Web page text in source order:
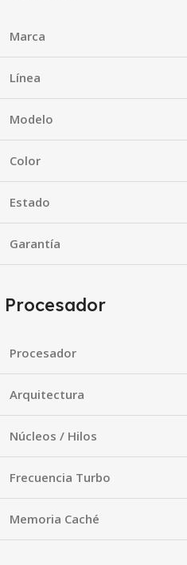
Marca
Línea
Modelo
Color
Estado
Garantía
Procesador
Procesador
Arquitectura
Núcleos / Hilos
Frecuencia Turbo
Memoria Caché